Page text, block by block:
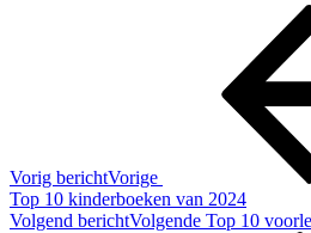
Vorig berichtVorige
Top 10 kinderboeken van 2024
Volgend berichtVolgende Top 10